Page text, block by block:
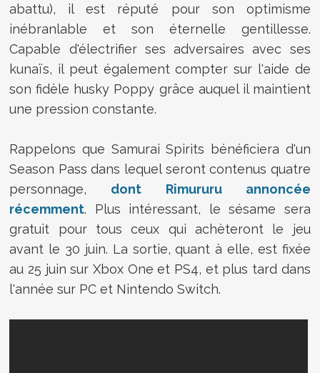
abattu), il est réputé pour son optimisme
inébranlable et son éternelle gentillesse.
Capable d'électrifier ses adversaires avec ses
kunaïs, il peut également compter sur l'aide de
son fidèle husky Poppy grâce auquel il maintient
une pression constante.
Rappelons que Samurai Spirits bénéficiera d'un
Season Pass dans lequel seront contenus quatre
personnage, dont Rimururu annoncée
récemment. Plus intéressant, le sésame sera
gratuit pour tous ceux qui achèteront le jeu
avant le 30 juin. La sortie, quant à elle, est fixée
au 25 juin sur Xbox One et PS4, et plus tard dans
l'année sur PC et Nintendo Switch.